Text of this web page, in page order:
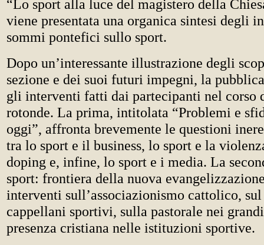
“Lo sport alla luce del magistero della
viene presentata una organica sintesi degli
sommi pontefici sullo sport.
Dopo un’interessante illustrazione degli
sezione e dei suoi futuri impegni, la
gli interventi fatti dai partecipanti nel corso
rotonde. La prima, intitolata “Problemi e
oggi”, affronta brevemente le questioni
tra lo sport e il business, lo sport e la
doping e, infine, lo sport e i media. La
sport: frontiera della nuova
interventi sull’associazionismo cattolico,
cappellani sportivi, sulla pastorale nei
presenza cristiana nelle istituzioni sportive.